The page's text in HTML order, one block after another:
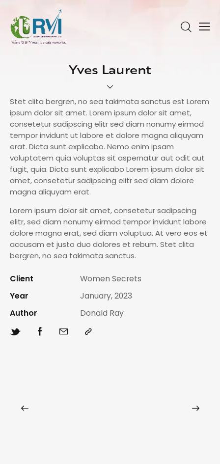
Yves Laurent
Stet clita bergren, no sea takimata sanctus est Lorem
ipsum dolor sit amet. Lorem ipsum dolor sit amet,
consetetur sadipscing elitr sed diam nonumy eirmod
tempor invidunt ut labore et dolore magna aliquyam
erat. Dicta sunt explicabo. Nemo enim ipsam
voluptatem quia voluptas sit aspernatur aut odit aut
fugit, quia. Dicta sunt explicabo Lorem ipsum dolor sit
amet, consetetur sadipscing elitr sed diam dolore
magna aliquyam erat.
Lorem ipsum dolor sit amet, consetetur sadipscing
elitr, sed diam nonumy eirmod tempor invidunt labore
dolore magna erat, sed diam voluptua. At vero eos et
accusam et justo duo dolores et rebum. Stet clita
bergren, no sea takimata sanctus.
Client
Women Secrets
Year
January, 2023
Author
Donald Ray